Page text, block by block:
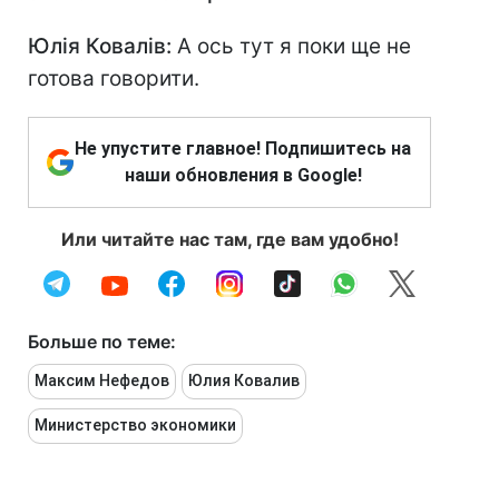
Юлія Ковалів: А ось тут я поки ще не
готова говорити.
Не упустите главное! Подпишитесь на
наши обновления в Google!
Или читайте нас там, где вам удобно!
Больше по теме:
Максим Нефедов Юлия Ковалив
Министерство экономики